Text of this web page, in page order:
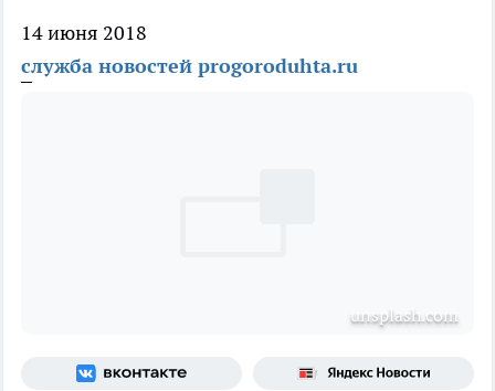
14 июня 2018
служба новостей progoroduhta.ru
unsplash.com